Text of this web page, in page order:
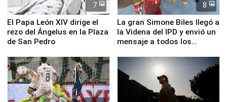
7
El Papa León XIV dirige el
rezo del Ángelus en la Plaza
de San Pedro
8
La gran Simone Biles llegó a
la Videna del IPD y envió un
mensaje a todos los